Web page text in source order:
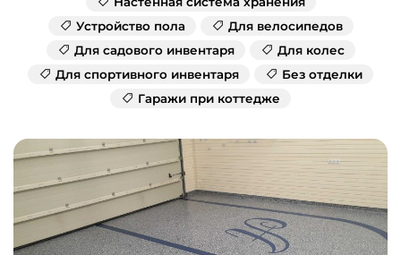
Устройство пола
Для велосипедов
Для садового инвентаря
Для колес
Для спортивного инвентаря
Без отделки
Гаражи при коттедже